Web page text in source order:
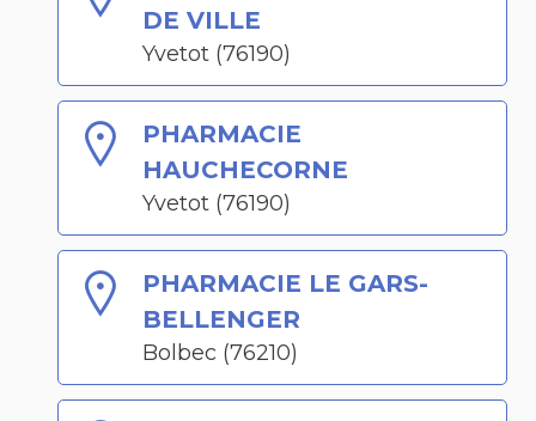
DE VILLE
Yvetot (76190)
PHARMACIE
HAUCHECORNE
Yvetot (76190)
PHARMACIE LE GARS-
BELLENGER
Bolbec (76210)